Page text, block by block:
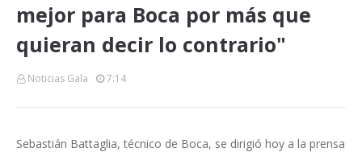
mejor para Boca por más que
quieran decir lo contrario"
Noticias Gala 7:14
Sebastián Battaglia, técnico de Boca, se dirigió hoy a la prensa